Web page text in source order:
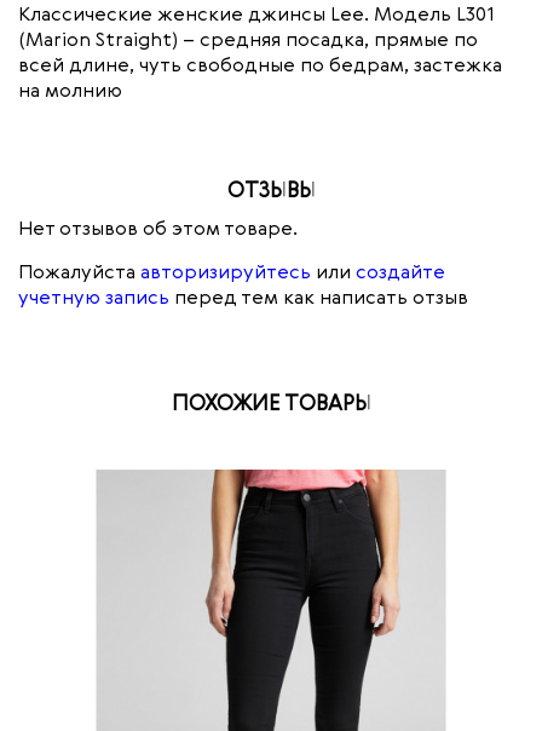
Классические женские джинсы Lee. Модель L301
(Marion Straight) – средняя посадка, прямые по
всей длине, чуть свободные по бедрам, застежка
на молнию
ОТЗЫВЫ
Нет отзывов об этом товаре.
Пожалуйста авторизируйтесь или создайте
учетную запись перед тем как написать отзыв
ПОХОЖИЕ ТОВАРЫ